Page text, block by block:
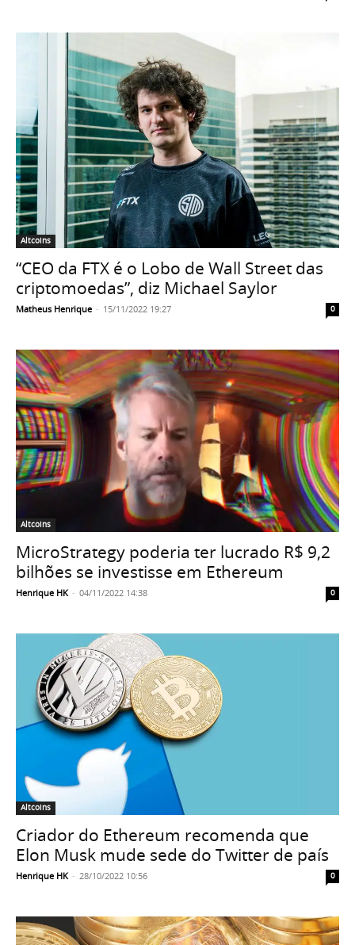
Altcoins
“CEO da FTX é o Lobo de Wall Street das
criptomoedas”, diz Michael Saylor
Matheus Henrique - 15/11/2022 19:27 0
Altcoins
MicroStrategy poderia ter lucrado R$ 9,2
bilhões se investisse em Ethereum
Henrique HK - 04/11/2022 14:38 0
Altcoins
Criador do Ethereum recomenda que
Elon Musk mude sede do Twitter de país
Henrique HK - 28/10/2022 10:56 0